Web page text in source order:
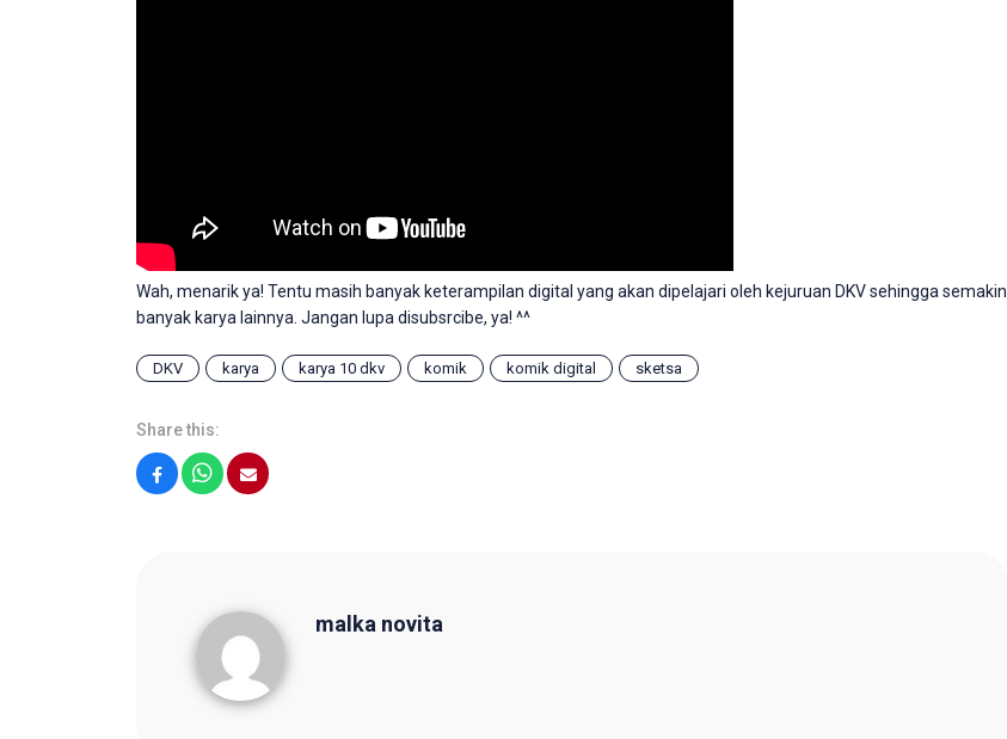
Wah, menarik ya! Tentu masih banyak keterampilan digital yang akan dipelajari oleh kejuruan DKV sehingga semakin
banyak karya lainnya. Jangan lupa disubsrcibe, ya! ^^
DKV karya karya 10 dkv komik komik digital sketsa
Share this:
malka novita